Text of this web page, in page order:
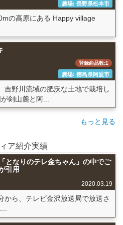
農場: 長野県松本市
の高原にある Happy village
登録商品数:1
農場: 徳島県阿波市
野川流域の肥沃な土地で栽培し
剣山麓と阿...
もっと見る
ア紹介実績
となりのテレ金ちゃん」の中でご
引用
2020.03.19
ら、テレビ金沢放送局で放送さ